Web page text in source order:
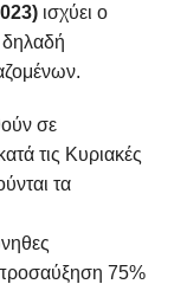
ισχύει ο
δηλαδή
σε
τις Κυριακές
τα
προσαύξηση 75%